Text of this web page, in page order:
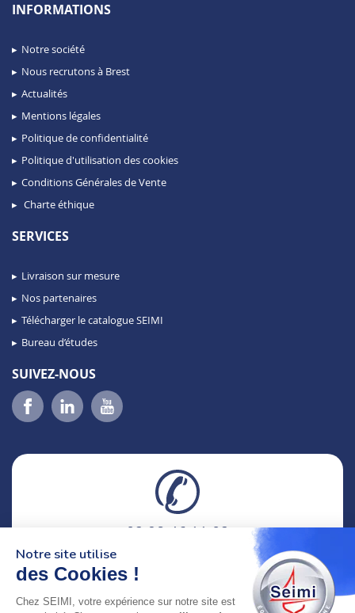
INFORMATIONS
Notre société
Nous recrutons à Brest
Actualités
Mentions légales
Politique de confidentialité
Politique d'utilisation des cookies
Conditions Générales de Vente
Charte éthique
SERVICES
Livraison sur mesure
Nos partenaires
Télécharger le catalogue SEIMI
Bureau d’études
SUIVEZ-NOUS
02 98 46 11 02
8h-12h30 & 13h30-18h
adresse : 75 Rue Amiral Troude,
Notre site utilise
des Cookies !
Chez SEIMI, votre expérience sur notre site est